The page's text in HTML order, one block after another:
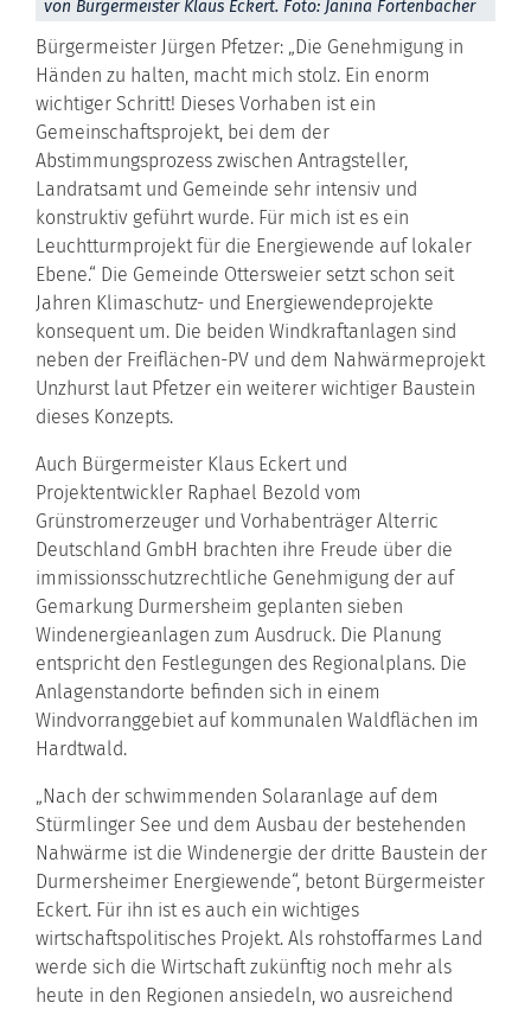
von Bürgermeister Klaus Eckert. Foto: Janina Fortenbacher
Bürgermeister Jürgen Pfetzer: „Die Genehmigung in
Händen zu halten, macht mich stolz. Ein enorm
wichtiger Schritt! Dieses Vorhaben ist ein
Gemeinschaftsprojekt, bei dem der
Abstimmungsprozess zwischen Antragsteller,
Landratsamt und Gemeinde sehr intensiv und
konstruktiv geführt wurde. Für mich ist es ein
Leuchtturmprojekt für die Energiewende auf lokaler
Ebene.“ Die Gemeinde Ottersweier setzt schon seit
Jahren Klimaschutz- und Energiewendeprojekte
konsequent um. Die beiden Windkraftanlagen sind
neben der Freiflächen-PV und dem Nahwärmeprojekt
Unzhurst laut Pfetzer ein weiterer wichtiger Baustein
dieses Konzepts.
Auch Bürgermeister Klaus Eckert und
Projektentwickler Raphael Bezold vom
Grünstromerzeuger und Vorhabenträger Alterric
Deutschland GmbH brachten ihre Freude über die
immissionsschutzrechtliche Genehmigung der auf
Gemarkung Durmersheim geplanten sieben
Windenergieanlagen zum Ausdruck. Die Planung
entspricht den Festlegungen des Regionalplans. Die
Anlagenstandorte befinden sich in einem
Windvorranggebiet auf kommunalen Waldflächen im
Hardtwald.
„Nach der schwimmenden Solaranlage auf dem
Stürmlinger See und dem Ausbau der bestehenden
Nahwärme ist die Windenergie der dritte Baustein der
Durmersheimer Energiewende“, betont Bürgermeister
Eckert. Für ihn ist es auch ein wichtiges
wirtschaftspolitisches Projekt. Als rohstoffarmes Land
werde sich die Wirtschaft zukünftig noch mehr als
heute in den Regionen ansiedeln, wo ausreichend